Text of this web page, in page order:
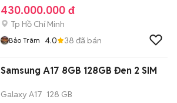
430.000.000 đ
Tp Hồ Chí Minh
Bảo Trâm 4.0 38 đã bán
Samsung A17 8GB 128GB Đen 2 SIM
Galaxy A17 128 GB